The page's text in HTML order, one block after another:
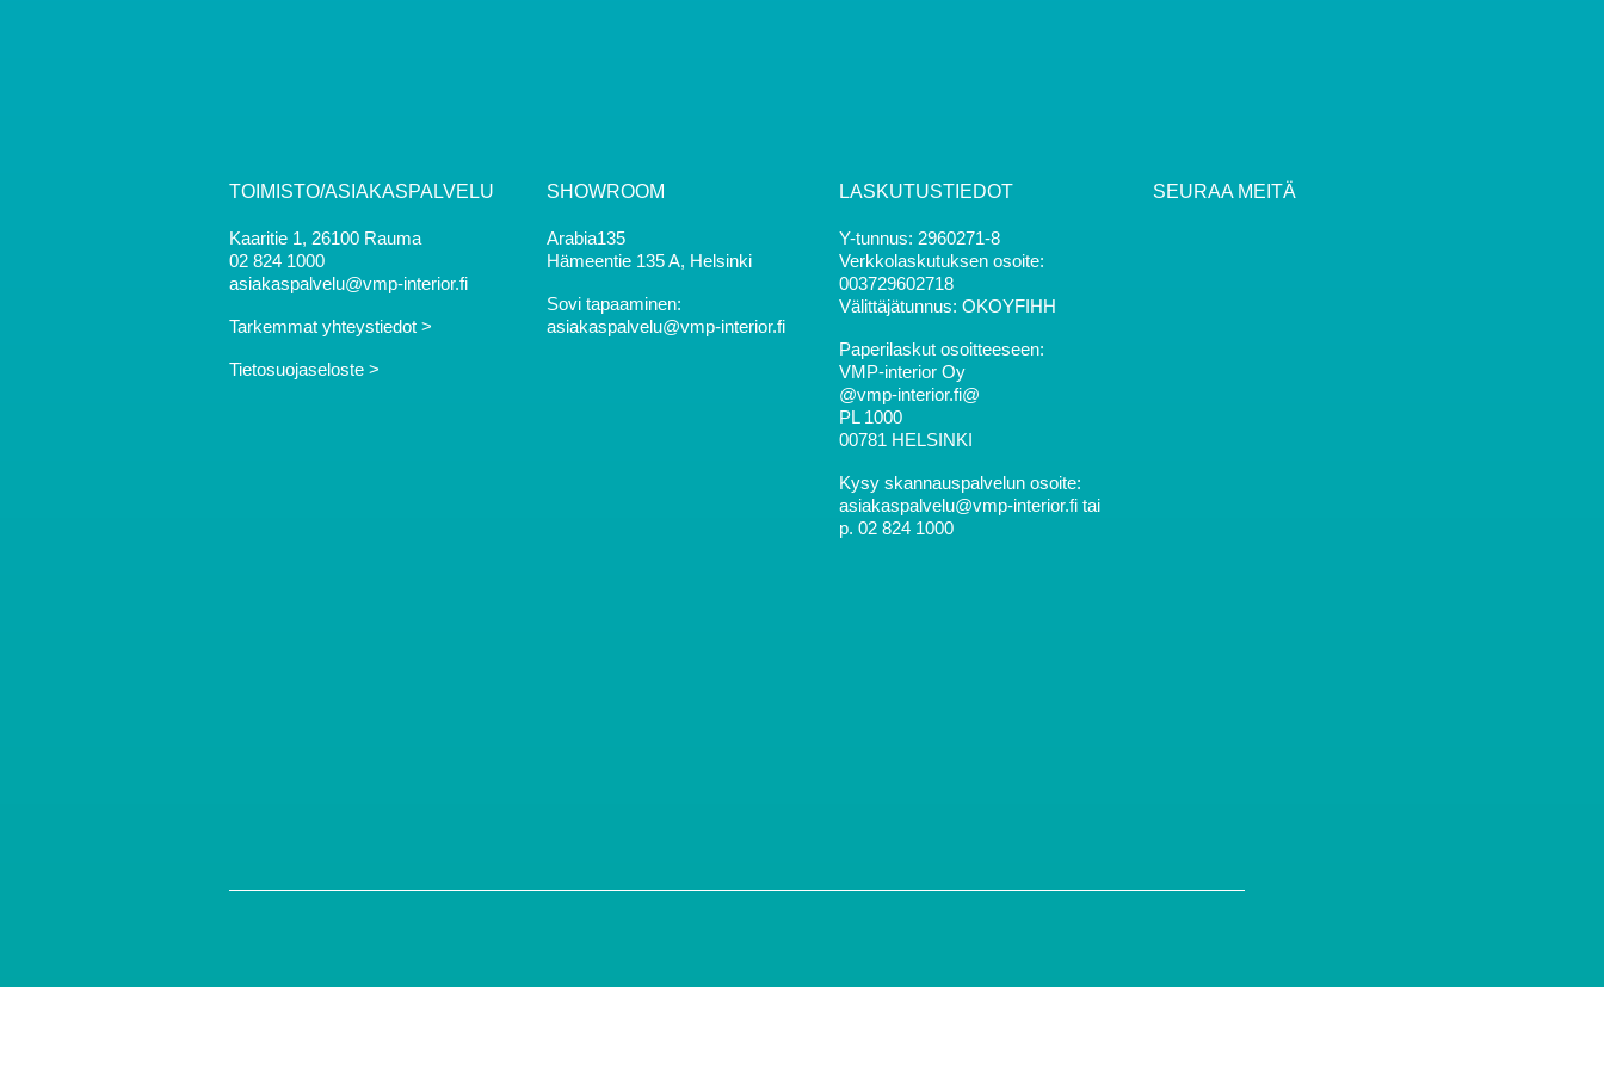
TOIMISTO/ASIAKASPALVELU
Kaaritie 1, 26100 Rauma
02 824 1000
asiakaspalvelu@vmp-interior.fi
Tarkemmat yhteystiedot >
Tietosuojaseloste >
SHOWROOM
Arabia135
Hämeentie 135 A, Helsinki
Sovi tapaaminen:
asiakaspalvelu@vmp-interior.fi
LASKUTUSTIEDOT
Y-tunnus: 2960271-8
Verkkolaskutuksen osoite:
003729602718
Välittäjätunnus: OKOYFIHH
Paperilaskut osoitteeseen:
VMP-interior Oy
@vmp-interior.fi@
PL 1000
00781 HELSINKI
Kysy skannauspalvelun osoite:
asiakaspalvelu@vmp-interior.fi tai
p. 02 824 1000
SEURAA MEITÄ